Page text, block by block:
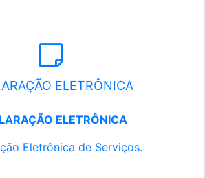
ELETRÔNICA
ELETRÔNICA
Eletrônica de Serviços.